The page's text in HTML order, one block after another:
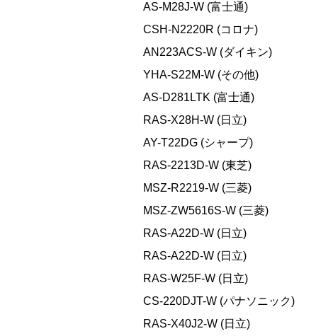
AS-M28J-W (富士通)
CSH-N2220R (コロナ)
AN223ACS-W (ダイキン)
YHA-S22M-W (その他)
AS-D281LTK (富士通)
RAS-X28H-W (日立)
AY-T22DG (シャープ)
RAS-2213D-W (東芝)
MSZ-R2219-W (三菱)
MSZ-ZW5616S-W (三菱)
RAS-A22D-W (日立)
RAS-A22D-W (日立)
RAS-W25F-W (日立)
CS-220DJT-W (パナソニック)
RAS-X40J2-W (日立)